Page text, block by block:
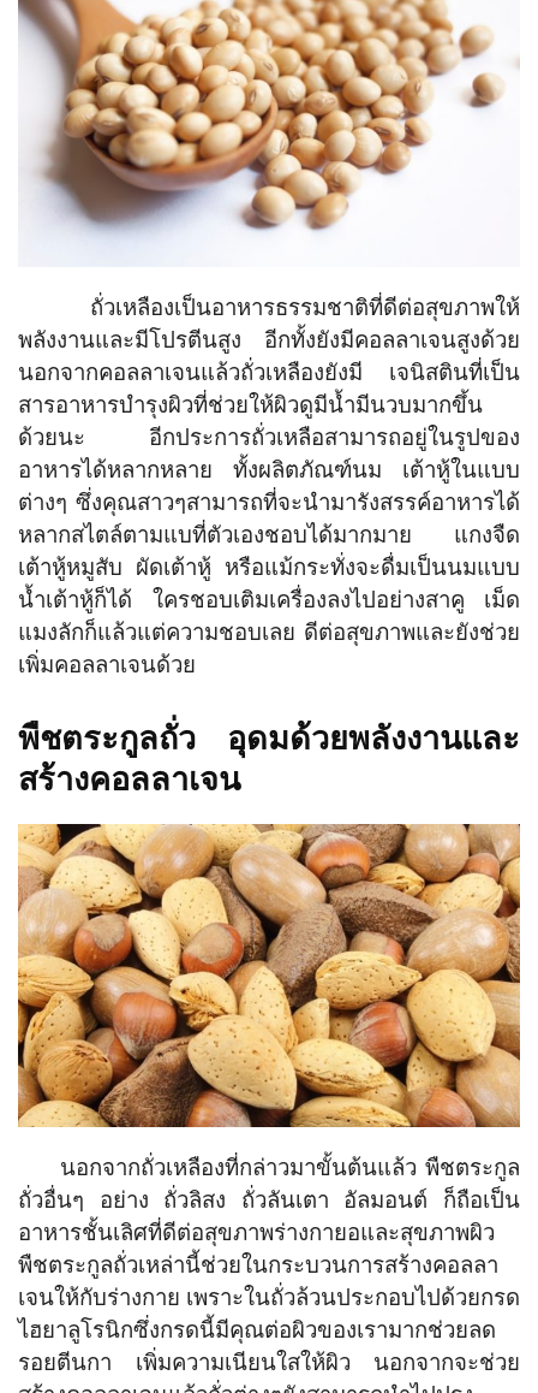
ถั่วเหลืองเป็นอาหารธรรมชาติที่ดีต่อสุขภาพให้
พลังงานและมีโปรตีนสูง อีกทั้งยังมีคอลลาเจนสูงด้วย
นอกจากคอลลาเจนแล้วถั่วเหลืองยังมี เจนิสตินที่เป็น
สารอาหารบำรุงผิวที่ช่วยให้ผิวดูมีน้ำมีนวบมากขึ้น
ด้วยนะ อีกประการถั่วเหลือสามารถอยู่ในรูปของ
อาหารได้หลากหลาย ทั้งผลิตภัณฑ์นม เต้าหู้ในแบบ
ต่างๆ ซึ่งคุณสาวๆสามารถที่จะนำมารังสรรค์อาหารได้
หลากสไตล์ตามแบที่ตัวเองชอบได้มากมาย แกงจืด
เต้าหู้หมูสับ ผัดเต้าหู้ หรือแม้กระทั่งจะดื่มเป็นนมแบบ
น้ำเต้าหู้ก็ได้ ใครชอบเติมเครื่องลงไปอย่างสาคู เม็ด
แมงลักก็แล้วแต่ความชอบเลย ดีต่อสุขภาพและยังช่วย
เพิ่มคอลลาเจนด้วย
พืชตระกูลถั่ว อุดมด้วยพลังงานและ
สร้างคอลลาเจน
นอกจากถั่วเหลืองที่กล่าวมาขั้นต้นแล้ว พืชตระกูล
ถั่วอื่นๆ อย่าง ถั่วลิสง ถั่วลันเตา อัลมอนต์ ก็ถือเป็น
อาหารชั้นเลิศที่ดีต่อสุขภาพร่างกายอและสุขภาพผิว
พืชตระกูลถั่วเหล่านี้ช่วยในกระบวนการสร้างคอลลา
เจนให้กับร่างกาย เพราะในถั่วล้วนประกอบไปด้วยกรด
ไฮยาลูโรนิกซึ่งกรดนี้มีคุณต่อผิวของเรามากช่วยลด
รอยตีนกา เพิ่มความเนียนใสให้ผิว นอกจากจะช่วย